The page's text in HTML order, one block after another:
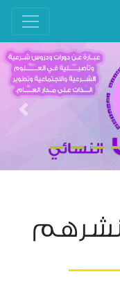
نشرهم